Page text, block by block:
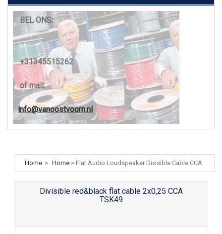
BEL ONS:
+31345515262
of mail:
info@vanoostvoorn.nl
Home > Home > Flat Audio Loudspeaker Divisible Cable CCA
Divisible red&black flat cable 2x0,25 CCA
TSK49